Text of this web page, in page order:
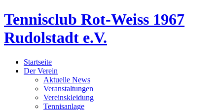
Tennisclub Rot-Weiss 1967
Rudolstadt e.V.
Startseite
Der Verein
Aktuelle News
Veranstaltungen
Vereinskleidung
Tennisanlage